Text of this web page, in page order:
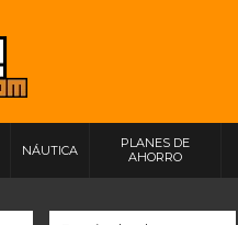
NÁUTICA
PLANES DE
AHORRO